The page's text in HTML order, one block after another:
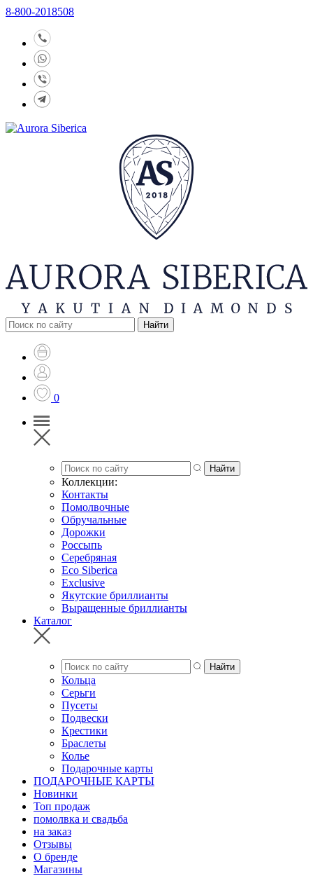
8-800-2018508
0
Коллекции:
Контакты
Помолвочные
Обручальные
Дорожки
Россыпь
Серебряная
Eco Siberica
Exclusive
Якутские бриллианты
Выращенные бриллианты
Каталог
Кольца
Серьги
Пусеты
Подвески
Крестики
Браслеты
Колье
Подарочные карты
ПОДАРОЧНЫЕ КАРТЫ
Новинки
Топ продаж
помолвка и свадьба
на заказ
Отзывы
О бренде
Магазины